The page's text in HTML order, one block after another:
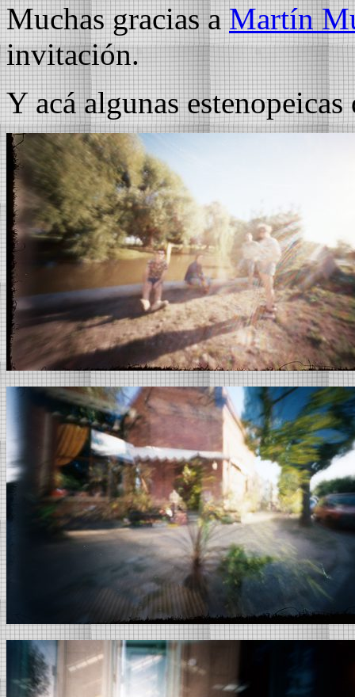
Muchas gracias aMartín
invitación.
Y acá algunas estenopeicas